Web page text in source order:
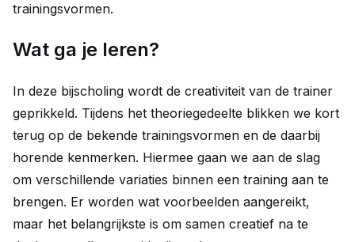
trainingsvormen.
Wat ga je leren?
In deze bijscholing wordt de creativiteit van de trainer
geprikkeld. Tijdens het theoriegedeelte blikken we kort
terug op de bekende trainingsvormen en de daarbij
horende kenmerken. Hiermee gaan we aan de slag
om verschillende variaties binnen een training aan te
brengen. Er worden wat voorbeelden aangereikt,
maar het belangrijkste is om samen creatief na te